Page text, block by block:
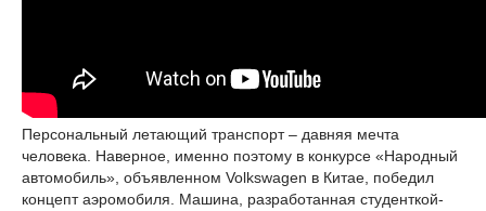
Персональный летающий транспорт – давняя мечта
человека. Наверное, именно поэтому в конкурсе «Народный
автомобиль», объявленном Volkswagen в Китае, победил
концепт аэромобиля. Машина, разработанная студенткой-